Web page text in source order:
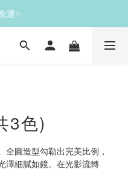
運✨
運✨
｜五件6 折✨
✨
3色)
圓造型勾勒出完美比例，
澤細膩如鏡。在光影流轉